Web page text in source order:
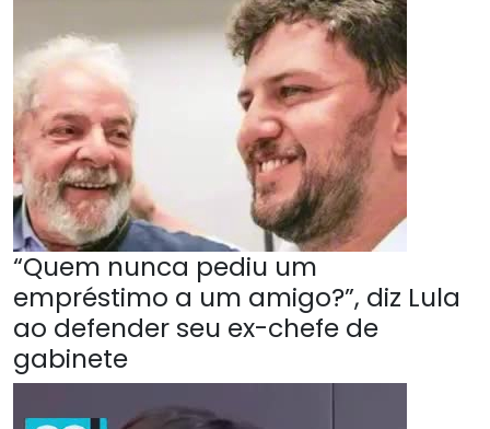
“Quem nunca pediu um
empréstimo a um amigo?”, diz Lula
ao defender seu ex-chefe de
gabinete